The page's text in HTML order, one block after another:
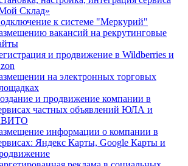
Склад»
к системе "Меркурий"
вакансий на рекрутинговые
и продвижение в Wildberries и
на электронных торговых
и продвижение компании в
частных объявлений ЮЛА и
информации о компании в
Яндекс Карты, Google Карты и